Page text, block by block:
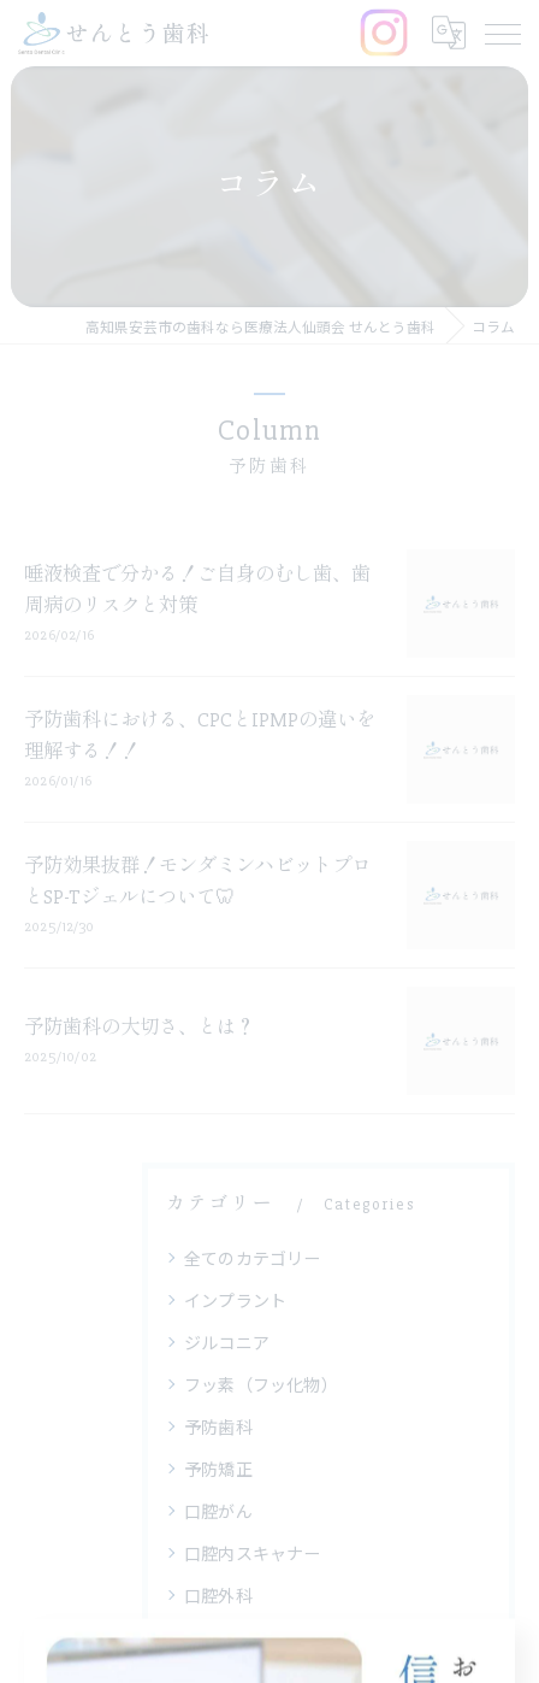
コラム
高知県安芸市の歯科なら医療法人仙頭会 せんとう歯科 コラム
Column
予防歯科
唾液検査で分かる！ご自身のむし歯、歯
周病のリスクと対策
2026/02/16
予防歯科における、CPCとIPMPの違いを
理解する！！
2026/01/16
予防効果抜群！モンダミンハビットプロ
とSP-Tジェルについて🦷
2025/12/30
予防歯科の大切さ、とは？
2025/10/02
カテゴリー Categories
全てのカテゴリー
インプラント
ジルコニア
フッ素（フッ化物）
予防歯科
予防矯正
口腔がん
口腔内スキャナー
口腔外科
唾液検査